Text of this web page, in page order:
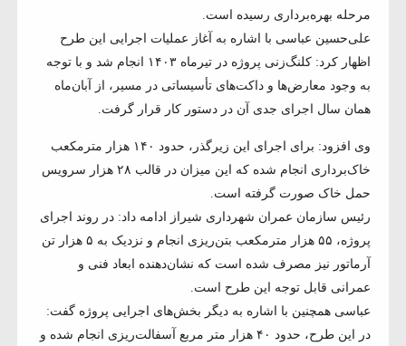
مرحله بهره‌برداری رسیده است.
علی‌حسین عباسی با اشاره به آغاز عملیات اجرایی این طرح
اظهار کرد: کلنگ‌زنی پروژه در تیرماه ۱۴۰۳ انجام شد و با توجه
به وجود معارض‌ها و داکت‌های تأسیساتی در مسیر، از آبان‌ماه
همان سال اجرای جدی آن در دستور کار قرار گرفت.
وی افزود: برای اجرای این زیرگذر، حدود ۱۴۰ هزار مترمکعب
خاک‌برداری انجام شده که این میزان در قالب ۲۸ هزار سرویس
حمل خاک صورت گرفته است.
رئیس سازمان عمران شهرداری شیراز ادامه داد: در روند اجرای
پروژه، ۵۵ هزار مترمکعب بتن‌ریزی انجام و نزدیک به ۵ هزار تن
آرماتور نیز مصرف شده است که نشان‌دهنده ابعاد فنی و
عمرانی قابل توجه این طرح است.
عباسی همچنین با اشاره به دیگر بخش‌های اجرایی پروژه گفت:
در این طرح، حدود ۴۰ هزار متر مربع آسفالت‌ریزی انجام شده و